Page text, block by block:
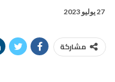
27 يوليو 2023
مشاركة